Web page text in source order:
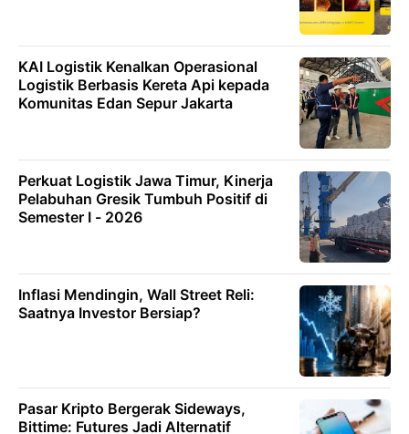
KAI Logistik Kenalkan Operasional
Logistik Berbasis Kereta Api kepada
Komunitas Edan Sepur Jakarta
Perkuat Logistik Jawa Timur, Kinerja
Pelabuhan Gresik Tumbuh Positif di
Semester I - 2026
Inflasi Mendingin, Wall Street Reli:
Saatnya Investor Bersiap?
Pasar Kripto Bergerak Sideways,
Bittime: Futures Jadi Alternatif